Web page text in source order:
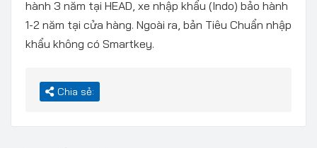
hành 3 năm tại HEAD, xe nhập khẩu (Indo) bảo hành
1-2 năm tại cửa hàng. Ngoài ra, bản Tiêu Chuẩn nhập
khẩu không có Smartkey.
Chia sẻ: